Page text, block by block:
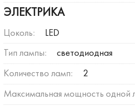
ЭЛЕКТРИКА
Цоколь: LED
Тип лампы: светодиодная
Количество ламп: 2
Максимальная мощность одной